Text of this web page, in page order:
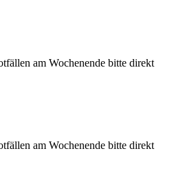
am Wochenende bitte direkt
am Wochenende bitte direkt